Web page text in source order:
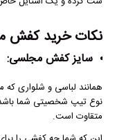
نکات خرید کفش
سایز کفش مجلسی:
همانند لباسی و شلواری
نوع تیپ شخصیتی شما باشد
متقاوت است.